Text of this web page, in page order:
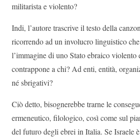
militarista e violento?
Indi, l’autore trascrive il testo della
ricorrendo ad un involucro linguistico
l’immagine di uno Stato ebraico violento
contrappone a chi? Ad enti, entità,
né sbrigativi?
Ciò detto, bisognerebbe trarne le
ermeneutico, filologico, così come sul
del futuro degli ebrei in Italia. Se Israele